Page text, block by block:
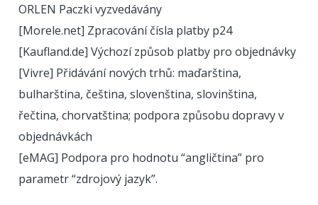
ORLEN Paczki vyzvedávány
[Morele.net] Zpracování čísla platby p24
[Kaufland.de] Výchozí způsob platby pro objednávky
[Vivre] Přidávání nových trhů: maďarština,
bulharština, čeština, slovenština, slovinština,
řečtina, chorvatština; podpora způsobu dopravy v
objednávkách
[eMAG] Podpora pro hodnotu “angličtina” pro
parametr “zdrojový jazyk”.